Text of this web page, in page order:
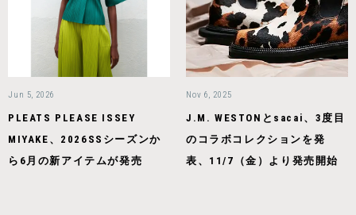
Jun 5, 2026
PLEATS PLEASE ISSEY
MIYAKE、2026SSシーズンか
ら6月の新アイテムが発売
Nov 6, 2025
J.M. WESTONとsacai、3度目
のコラボコレクションを発
表、11/7（金）より発売開始